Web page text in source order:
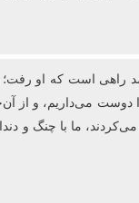
است که او رفت؛
می‌داریم، و از
می‌کردند، ما با چنگ